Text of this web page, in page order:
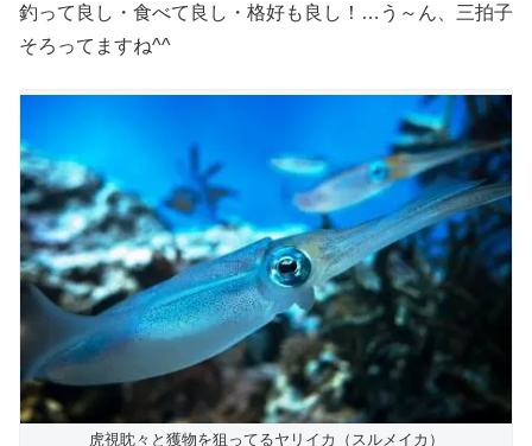
釣って良し・食べて良し・格好も良し！…う～ん、三拍子
そろってますね^^
虎視眈々と獲物を狙ってるヤリイカ（スルメイカ）